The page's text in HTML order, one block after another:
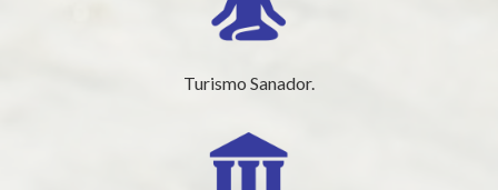
Turismo Sanador.